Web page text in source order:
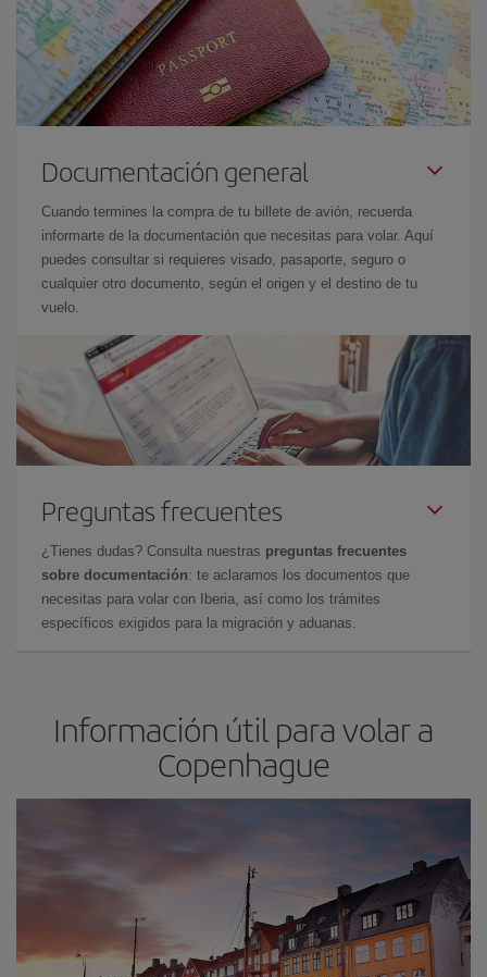
Documentación general
Cuando termines la compra de tu billete de avión, recuerda
informarte de la documentación que necesitas para volar. Aquí
puedes consultar si requieres visado, pasaporte, seguro o
cualquier otro documento, según el origen y el destino de tu
vuelo.
Preguntas frecuentes
¿Tienes dudas? Consulta nuestras preguntas frecuentes
sobre documentación: te aclaramos los documentos que
necesitas para volar con Iberia, así como los trámites
específicos exigidos para la migración y aduanas.
Información útil para volar a
Copenhague